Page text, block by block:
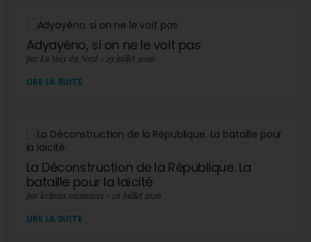
Adyayéno, si on ne le voit pas
par La Voix du Nord - 29 juillet 2026
LIRE LA SUITE
La Déconstruction de la République. La
bataille pour la laïcité
par lectures.suzannees - 28 juillet 2026
LIRE LA SUITE